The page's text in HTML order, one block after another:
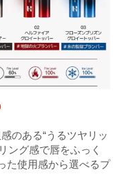
のある“うるツヤリッ
ング感で唇をふっく
た使用感から選べるプ